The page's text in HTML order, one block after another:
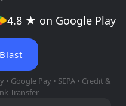
4.8 ★ on Google Play
• Google Pay • SEPA • Credit &
Transfer